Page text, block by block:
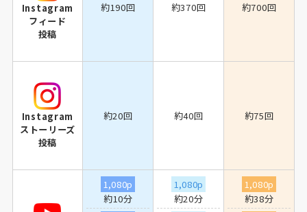
Instagram
フィード
投稿
約190回 約370回 約700回
Instagram
ストーリーズ
投稿
約20回 約40回 約75回
1,080p
約10分
1,080p
約20分
1,080p
約38分